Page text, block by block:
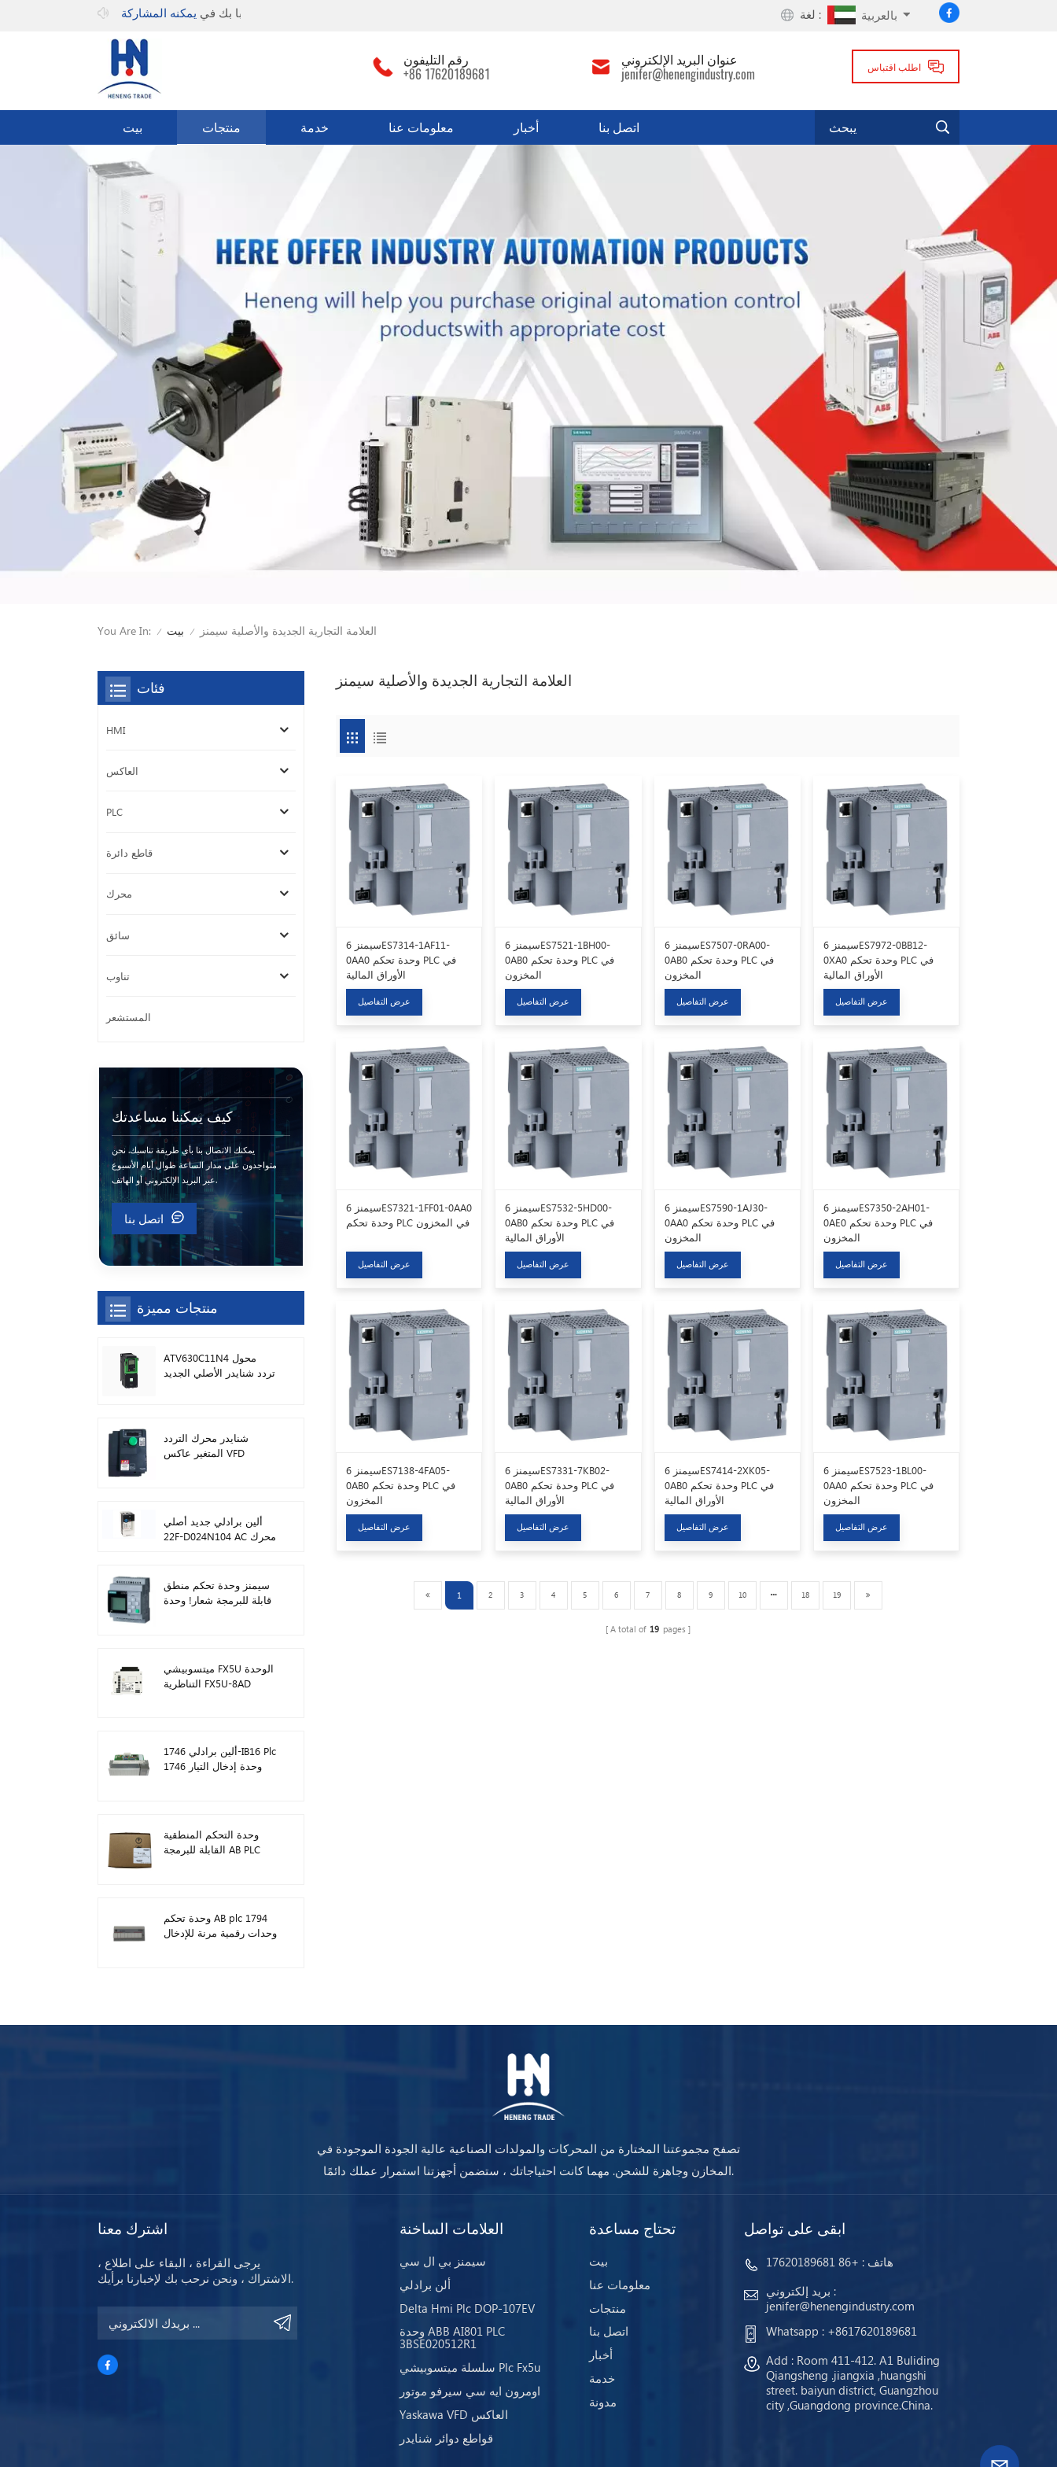
يمكنه المشاركة لغة : بالعربية
اطلب اقتباس
رقم التليفون
+86 17620189681
عنوان البريد الإلكتروني
jenifer@henengindustry.com
بيت منتجات خدمة معلومات عنا أخبار اتصل بنا
You Are In: / بيت / العلامة التجارية الجديدة والأصلية سيمنز
العلامة التجارية الجديدة والأصلية سيمنز
سيمنز 6ES7314-1AF11-
0AA0 وحدة تحكم PLC في
الأوراق المالية
عرض التفاصيل
سيمنز 6ES7521-1BH00-
0AB0 وحدة تحكم PLC في
المخزون
عرض التفاصيل
سيمنز 6ES7507-0RA00-
0AB0 وحدة تحكم PLC في
المخزون
عرض التفاصيل
سيمنز 6ES7972-0BB12-
0XA0 وحدة تحكم PLC في
الأوراق المالية
عرض التفاصيل
سيمنز 6ES7321-1FF01-0AA0
وحدة تحكم PLC في المخزون
عرض التفاصيل
سيمنز 6ES7532-5HD00-
0AB0 وحدة تحكم PLC في
الأوراق المالية
عرض التفاصيل
سيمنز 6ES7590-1AJ30-
0AA0 وحدة تحكم PLC في
المخزون
عرض التفاصيل
سيمنز 6ES7350-2AH01-
0AE0 وحدة تحكم PLC في
المخزون
عرض التفاصيل
سيمنز 6ES7138-4FA05-
0AB0 وحدة تحكم PLC في
المخزون
عرض التفاصيل
سيمنز 6ES7331-7KB02-
0AB0 وحدة تحكم PLC في
الأوراق المالية
عرض التفاصيل
سيمنز 6ES7414-2XK05-
0AB0 وحدة تحكم PLC في
الأوراق المالية
عرض التفاصيل
سيمنز 6ES7523-1BL00-
0AA0 وحدة تحكم PLC في
المخزون
عرض التفاصيل
1 2 3 4 5 6 7 8 9 10 18 19
A total of 19 pages
فئات
HMI
العاكس
PLC
قاطع دائرة
محرك
سائق
تناوب
المستشعر
كيف يمكننا مساعدتك
يمكنك الاتصال بنا بأي طريقة تناسبك. نحن
متواجدون على مدار الساعة طوال أيام الأسبوع
عبر البريد الإلكتروني أو الهاتف.
اتصل بنا
منتجات مميزة
ATV630C11N4 محول
تردد شنايدر الأصلي الجديد
شنايدر محرك التردد
المتغير عاكس VFD
ألين برادلي جديد أصلي
22F-D024N104 AC محرك
سيمنز وحدة تحكم منطق
قابلة للبرمجة شعار! وحدة
ميتسوبيشي FX5U الوحدة
التناظرية FX5U-8AD
ألين برادلي 1746-IB16 Plc
1746 وحدة إدخال التيار
وحدة التحكم المنطقية
القابلة للبرمجة AB PLC
وحدة تحكم AB plc 1794
وحدات رقمية مرنة للإدخال
تصفح مجموعتنا المختارة من المحركات والمولدات الصناعية عالية الجودة الموجودة في
المخازن وجاهزة للشحن. مهما كانت احتياجاتك ، ستضمن أجهزتنا استمرار عملك دائمًا.
اشترك معنا
يرجى القراءة ، البقاء على اطلاع ،
الاشتراك ، ونحن نرحب بك لإخبارنا برأيك.
العلامات الساخنة
سيمنز بي ال سي
ألن برادلي
Delta Hmi Plc DOP-107EV
وحدة ABB AI801 PLC
3BSE020512R1
سلسلة ميتسوبيشي Plc Fx5u
اومرون ايه سي سيرفو موتور
Yaskawa VFD العاكس
قواطع دوائر شنايدر
تحتاج مساعدة
بيت
معلومات عنا
منتجات
اتصل بنا
أخبار
خدمة
مدونة
ابقى على تواصل
هاتف : +86 17620189681
بريد إلكتروني :
jenifer@henengindustry.com
Whatsapp : +8617620189681
Add : Room 411-412. A1 Buliding
Qiangsheng .jiangxia ,huangshi
street. baiyun district, Guangzhou
city ,Guangdong province.China.